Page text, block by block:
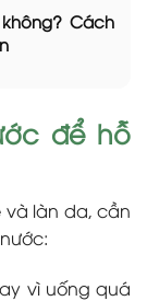
Cách
để hỗ
và làn da, cần
vì uống quá